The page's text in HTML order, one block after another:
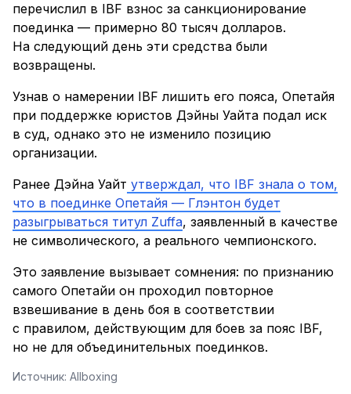
перечислил в IBF взнос за санкционирование
поединка — примерно 80 тысяч долларов.
На следующий день эти средства были
возвращены.
Узнав о намерении IBF лишить его пояса, Опетайя
при поддержке юристов Дэйны Уайта подал иск
в суд, однако это не изменило позицию
организации.
Ранее Дэйна Уайт утверждал, что IBF знала о том,
что в поединке Опетайя — Глэнтон будет
разыгрываться титул Zuffa, заявленный в качестве
не символического, а реального чемпионского.
Это заявление вызывает сомнения: по признанию
самого Опетайи он проходил повторное
взвешивание в день боя в соответствии
с правилом, действующим для боев за пояс IBF,
но не для объединительных поединков.
Источник: Allboxing